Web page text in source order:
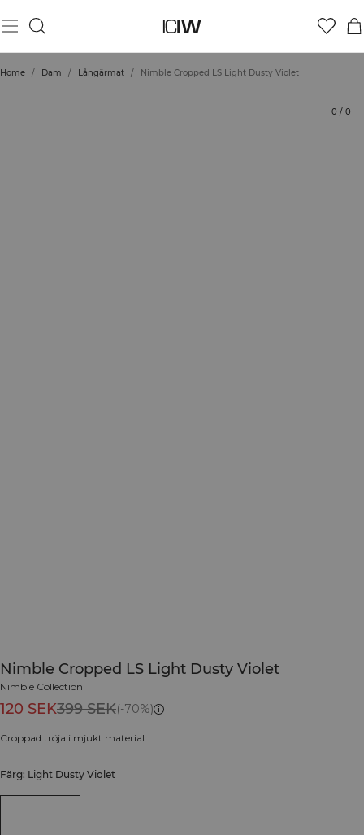
Home / Dam / Långärmat / Nimble Cropped LS Light Dusty Violet
0 / 0
Nimble Cropped LS Light Dusty Violet
Nimble Collection
120 SEK399 SEK(-70%)
Croppad tröja i mjukt material.
Färg: Light Dusty Violet